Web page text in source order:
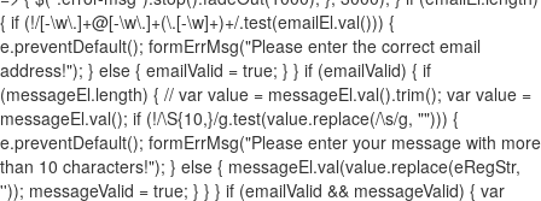
{ if (!/[-\w\.]+@[-\w\.]+(\.[-\w]+)+/.test(emailEl.val())) {
e.preventDefault(); formErrMsg("Please enter the correct email
address!"); } else { emailValid = true; } } if (emailValid) { if
(messageEl.length) { // var value = messageEl.val().trim(); var value =
messageEl.val(); if (!/\S{10,}/g.test(value.replace(/\s/g, ""))) {
e.preventDefault(); formErrMsg("Please enter your message with more
than 10 characters!"); } else { messageEl.val(value.replace(eRegStr,
'')); messageValid = true; } } } if (emailValid && messageValid) { var